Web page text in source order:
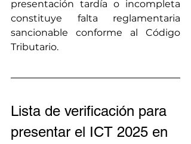
presentación tardía o incompleta
constituye falta reglamentaria
sancionable conforme al Código
Tributario.
Lista de verificación para
presentar el ICT 2025 en